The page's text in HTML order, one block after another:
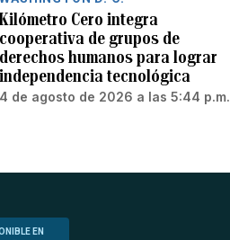
Kilómetro Cero integra
cooperativa de grupos de
derechos humanos para lograr
independencia tecnológica
4 de agosto de 2026 a las 5:44 p.m.
EN